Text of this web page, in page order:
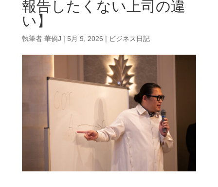
報告したくない上司の違
い】
執筆者 華僑J | 5月 9, 2026 | ビジネス日記